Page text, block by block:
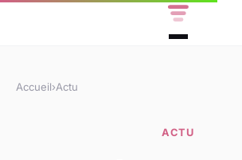
Accueil›Actu
ACTU